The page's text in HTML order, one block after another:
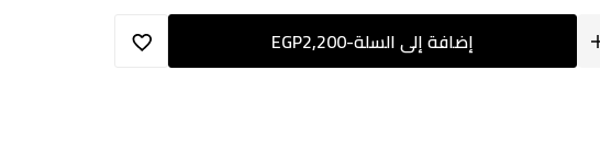
إضافة إلى السلة-
EGP2,200